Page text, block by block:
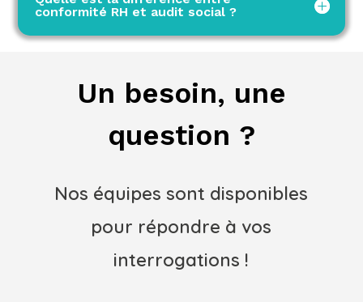
conformité RH et audit social ?
Un besoin, une
question ?
Nos équipes sont disponibles
pour répondre à vos
interrogations !